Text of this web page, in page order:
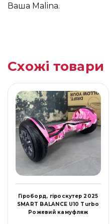
Ваша Malina.
Схожі товари
Гіроборд, гіроскутер 2025
SMART BALANCE U10 Turbo
Рожевий камуфляж